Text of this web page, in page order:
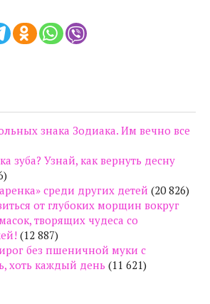
знака Зодиака. Им вечно все
зуба? Узнай, как вернуть десну
среди других детей (20 826)
от глубоких морщин вокруг
творящих чудеса со
(12 887)
без пшеничной муки с
хоть каждый день (11 621)